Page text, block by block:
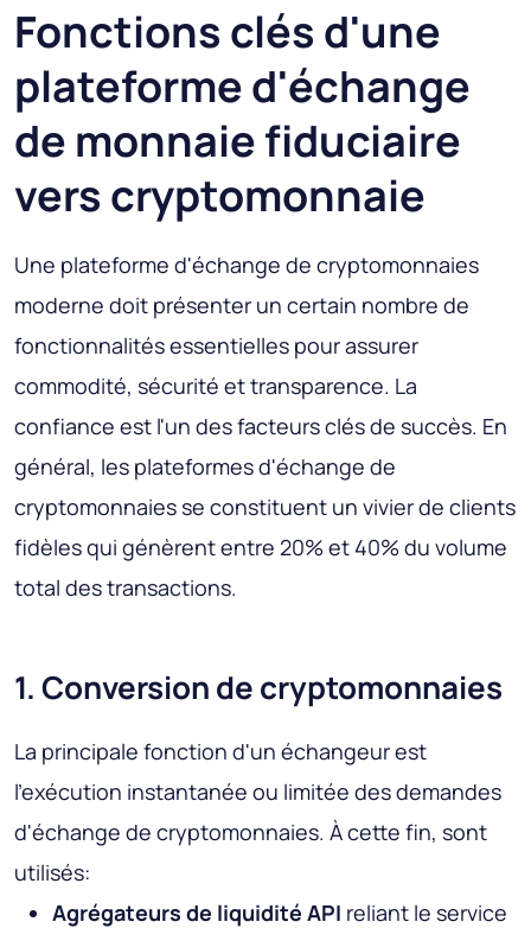
Fonctions clés d'une
plateforme d'échange
de monnaie fiduciaire
vers cryptomonnaie
Une plateforme d'échange de cryptomonnaies
moderne doit présenter un certain nombre de
fonctionnalités essentielles pour assurer
commodité, sécurité et transparence. La
confiance est l'un des facteurs clés de succès. En
général, les plateformes d'échange de
cryptomonnaies se constituent un vivier de clients
fidèles qui génèrent entre 20% et 40% du volume
total des transactions.
1. Conversion de cryptomonnaies
La principale fonction d'un échangeur est
l'exécution instantanée ou limitée des demandes
d'échange de cryptomonnaies. À cette fin, sont
utilisés:
Agrégateurs de liquidité API reliant le service